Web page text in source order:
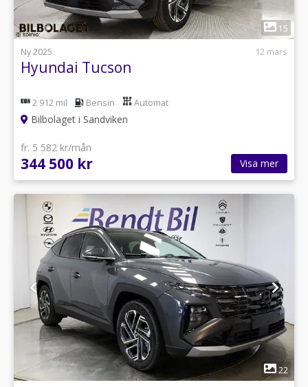
1
15
Ny 2025
12 mars
Hyundai Tucson
2 912 mil Bensin Automat
Bilbolaget i Sandviken
fr. 5 582 kr/mån
344 500 kr Visa mer
1
22